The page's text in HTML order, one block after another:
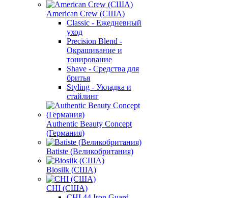
American Crew (США)
Classic - Ежедневный
уход
Precision Blend -
Окрашивание и
тонирование
Shave - Средства для
бритья
Styling - Укладка и
стайлинг
Authentic Beauty Concept
(Германия)
Batiste (Великобритания)
Biosilk (США)
CHI (США)